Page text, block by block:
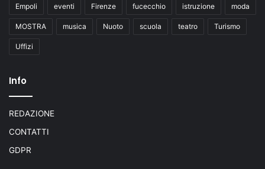
Empoli eventi Firenze fucecchio istruzione moda
MOSTRA musica Nuoto scuola teatro Turismo
Uffizi
Info
REDAZIONE
CONTATTI
GDPR